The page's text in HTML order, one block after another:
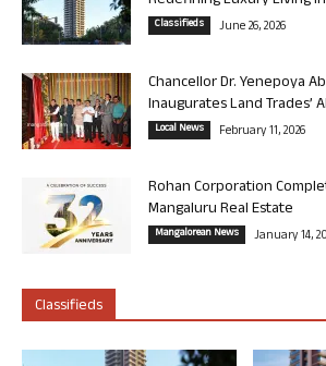
Classifieds June 26, 2026
Chancellor Dr. Yenepoya
Inaugurates Land Trades’
Local News February 11, 2026
Rohan Corporation
Mangaluru Real Estate
Mangalorean News January 14,
Classifieds